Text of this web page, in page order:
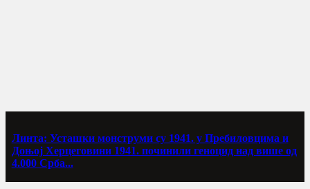
Линта: Усташки монструми су 1941. у Пребиловцима и
Доњој Херцеговини 1941. починили геноцид над више од
4.000 Срба...